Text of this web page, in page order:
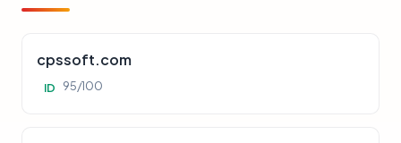
cpssoft.com
ID 95/100